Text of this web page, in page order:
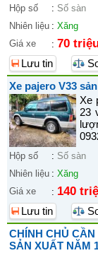
Hộp số : Số sàn
Nhiên liệu : Xăng
Giá xe
: 70
Lưu tin
Xe pajero V33
Xe
23
Hộp số : Số sàn
Nhiên liệu : Xăng
Giá xe
: 140
Lưu tin
CHÍNH CHỦ
SẢN XUẤT NĂM